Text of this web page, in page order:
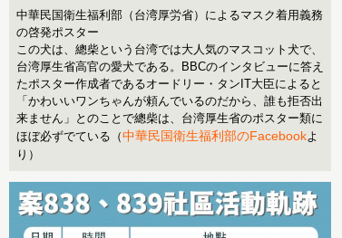
中華民国衛生福利部（台湾厚労省）によるマスク着用義務
の啓発ポスター
この犬は、總柴という台湾では大人気のマスコット犬で、
台湾厚生省高官の愛犬である。BBCのインタビューに答え
たポスター作成者であるオードリー・タンIT大臣によると
「かわいいワンちゃんが頼んでいるのだから、誰も拒否出
来ません」とのことで總柴は、台湾厚生省のポスター類に
ほぼ必ずでている（中華民国衛生福利部のFacebookよ
り）